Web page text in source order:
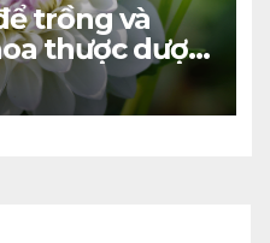
trồng và
thược dược